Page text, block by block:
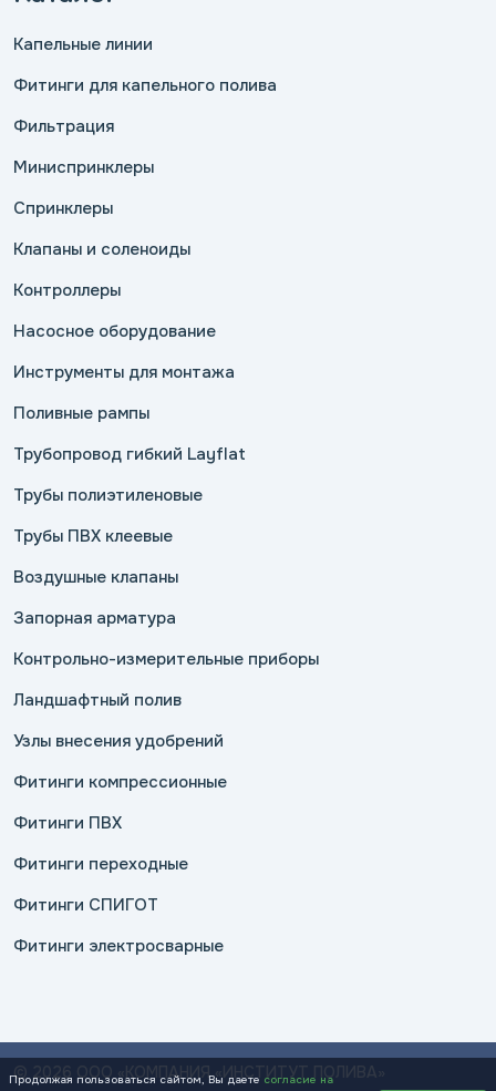
Капельные линии
Фитинги для капельного полива
Фильтрация
Миниспринклеры
Спринклеры
Клапаны и соленоиды
Контроллеры
Насосное оборудование
Инструменты для монтажа
Поливные рампы
Трубопровод гибкий Layflat
Трубы полиэтиленовые
Трубы ПВХ клеевые
Воздушные клапаны
Запорная арматура
Контрольно-измерительные приборы
Ландшафтный полив
Узлы внесения удобрений
Фитинги компрессионные
Фитинги ПВХ
Фитинги переходные
Фитинги СПИГОТ
Фитинги электросварные
© 2026 ООО «КОМПАНИЯ «ИНСТИТУТ ПОЛИВА»
Продолжая пользоваться сайтом, Вы даете согласие на